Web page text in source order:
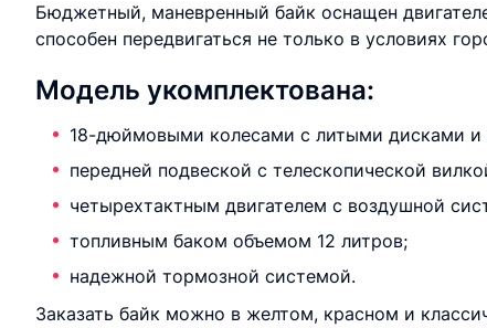
Бюджетный, маневренный байк оснащен
способен передвигаться не только в условиях
Модель укомплектована:
18-дюймовыми колесами с литыми дисками и
передней подвеской с телескопической
четырехтактным двигателем с воздушной
топливным баком объемом 12 литров;
надежной тормозной системой.
Заказать байк можно в желтом, красном и